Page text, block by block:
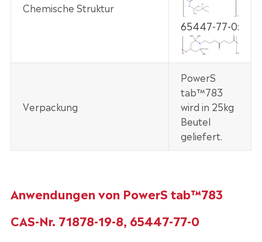
Chemische Struktur
65447-77-0:
Verpackung
PowerS
tab™783
wird in 25kg
Beutel
geliefert.
Anwendungen von PowerS tab™783
CAS-Nr. 71878-19-8, 65447-77-0